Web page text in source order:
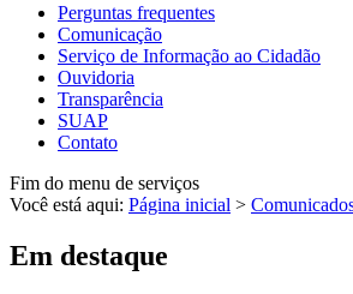
Perguntas frequentes
Comunicação
Serviço de Informação ao Cidadão
Ouvidoria
Transparência
SUAP
Contato
Fim do menu de serviços
Você está aqui: Página inicial >
Em destaque